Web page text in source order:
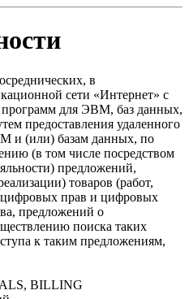
в
сети «Интернет» с
программ для ЭВМ, баз данных,
предоставления удаленного
и (или) базам данных, по
(в том числе посредством
предложений,
товаров (работ,
прав и цифровых
предложений о
поиска таких
к таким предложениям,
BILLING